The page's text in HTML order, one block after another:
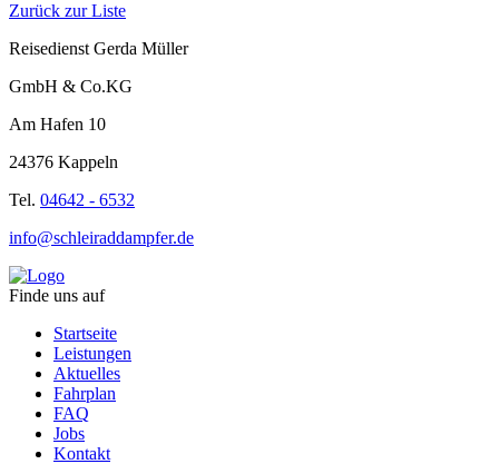
Zurück zur Liste
Reisedienst Gerda Müller
GmbH & Co.KG
Am Hafen 10
24376 Kappeln
Tel. 04642 - 6532
info@schleiraddampfer.de
Finde uns auf
Startseite
Leistungen
Aktuelles
Fahrplan
FAQ
Jobs
Kontakt